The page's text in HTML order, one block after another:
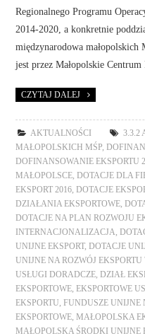
Regionalnego Programu
2014-2020, a konkretnie
międzynarodowa
jest przez Małopolskie Centrum
CZYTAJ DALEJ
AKTUALNOŚCI
3.3.2
MAŁOPOLSKICH MŚP ,
DOFINANSOWANIE EKSPORTU
MAŁOPOLSCE ,DOTACJE DLA
EKSPORT 2016 ,DOTACJE
DZIAŁANIA EKSPORTOWE ,
DOTACJE NA PLAN ROZWOJU
INTERNACJONALIZACJA ,
UNIJNE EKSPORT,DOTACJE
UNIJNE NA ROZWÓJ
USŁUGI DORADCZE ,DZIAŁ
EKSPORTOWE ,EKSPORTOWE
EKSPORTU ,FUNDUSZE UNIJNE
EKSPORTOWE ,MAŁOPOLSKA
MAŁOPOLSKA ŚRODKI UNIJNE